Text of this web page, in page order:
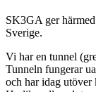
SK3GA ger
Sverige.
Vi har en tunnel
Tunneln fungerar
och har idag utöver